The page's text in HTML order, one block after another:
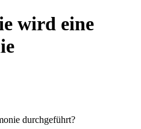
wird eine
durchgeführt?